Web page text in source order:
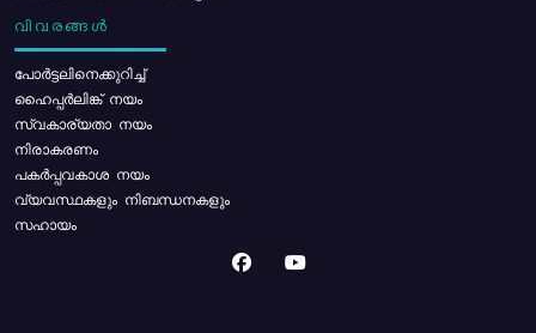
വിവരങ്ങൾ
പോര്‍ട്ടലിനെക്കുറിച്ച്
ഹൈപ്പർലിങ്ക് നയം
സ്വകാര്യതാ നയം
നിരാകരണം
പകർപ്പവകാശ നയം
വ്യവസ്ഥകളും നിബന്ധനകളും
സഹായം